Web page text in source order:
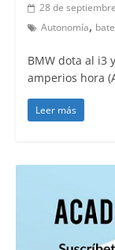
28 de
Autonomía,
BMW dota al i3
amperios hora
Leer más